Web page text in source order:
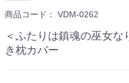
商品コード： VDM-0262
＜ふたりは鎮魂の巫女
き枕カバー